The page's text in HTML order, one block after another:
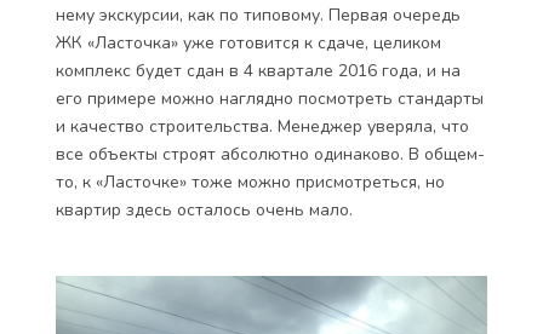
нему экскурсии, как по типовому. Первая очередь
ЖК «Ласточка» уже готовится к сдаче, целиком
комплекс будет сдан в 4 квартале 2016 года, и на
его примере можно наглядно посмотреть стандарты
и качество строительства. Менеджер уверяла, что
все объекты строят абсолютно одинаково. В общем-
то, к «Ласточке» тоже можно присмотреться, но
квартир здесь осталось очень мало.